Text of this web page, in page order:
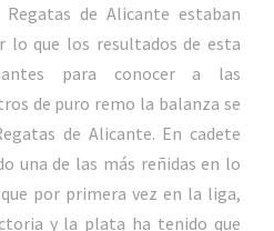
de Alicante estaban
lo que los resultados de esta
para conocer a las
de puro remo la balanza se
de Alicante. En cadete
una de las más reñidas en lo
por primera vez en la liga,
y la plata ha tenido que